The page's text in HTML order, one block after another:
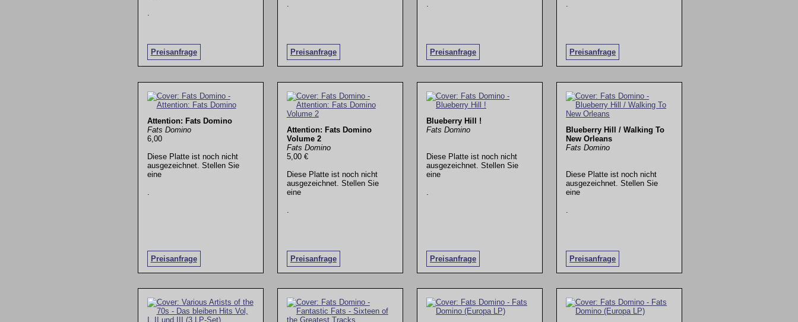
Preisanfrage Preisanfrage Preisanfrage Preisanfrage
Attention: Fats Domino
Fats Domino
6,00
Diese Platte ist noch nicht
ausgezeichnet. Stellen Sie
eine
Preisanfrage
.
Attention: Fats Domino
Volume 2
Fats Domino
5,00 €
Diese Platte ist noch nicht
ausgezeichnet. Stellen Sie
eine
Preisanfrage
.
Blueberry Hill !
Fats Domino
Diese Platte ist noch nicht
ausgezeichnet. Stellen Sie
eine
Preisanfrage
.
Blueberry Hill / Walking To
New Orleans
Fats Domino
Diese Platte ist noch nicht
ausgezeichnet. Stellen Sie
eine
Preisanfrage
.